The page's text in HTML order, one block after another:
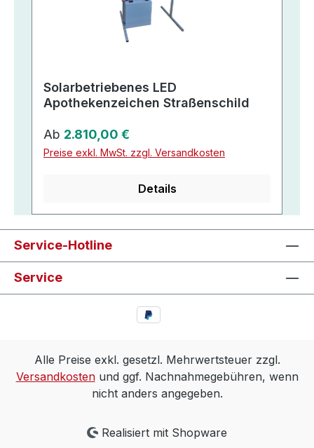
Solarbetriebenes LED
Apothekenzeichen Straßenschild
Regulärer Preis:
Ab 2.810,00 €
Preise exkl. MwSt. zzgl. Versandkosten
Details
Service-Hotline
Service
Alle Preise exkl. gesetzl. Mehrwertsteuer zzgl.
Versandkostenund ggf. Nachnahmegebühren, wenn
nicht anders angegeben.
Realisiert mit Shopware